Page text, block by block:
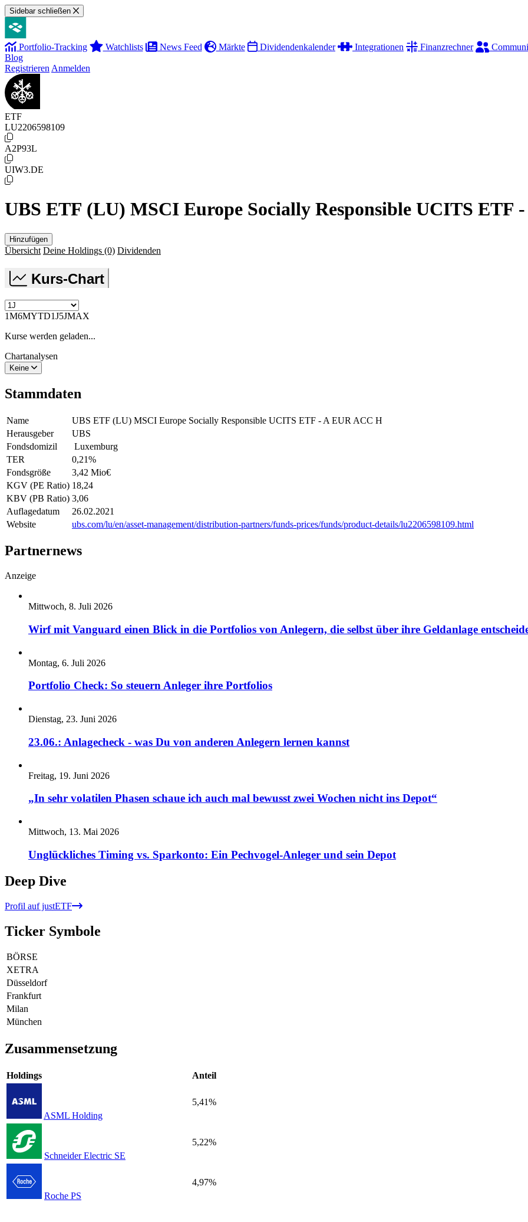
Sidebar schließen
Portfolio-Tracking Watchlists News Feed Märkte Dividendenkalender Integrationen Finanzrechner
Blog
Registrieren Anmelden
ETF
LU2206598109
A2P93L
UIW3.DE
UBS ETF (LU) MSCI Europe Socially Responsible UCITS ETF
Hinzufügen
Übersicht Deine Holdings (0) Dividenden
Kurs-Chart
1M6MYTD1J5JMAX
Kurse werden geladen...
Chartanalysen
Keine
Stammdaten
Name
UBS ETF (LU) MSCI Europe Socially Responsible UCITS ETF - A EUR ACC H
Herausgeber
UBS
Fondsdomizil
Luxemburg
TER
0,21%
Fondsgröße
3,42 Mio€
KGV (PE Ratio) 18,24
KBV (PB Ratio) 3,06
Auflagedatum
26.02.2021
Website
ubs.com/lu/en/asset-management/distribution-partners/funds-prices/funds/product-details/lu2206598109.html
Partnernews
Anzeige
Mittwoch, 8. Juli 2026
Wirf mit Vanguard einen Blick in die Portfolios von Anlegern, die selbst über ihre Geldanlage
Montag, 6. Juli 2026
Portfolio Check: So steuern Anleger ihre Portfolios
Dienstag, 23. Juni 2026
23.06.: Anlagecheck - was Du von anderen Anlegern lernen kannst
Freitag, 19. Juni 2026
„In sehr volatilen Phasen schaue ich auch mal bewusst zwei Wochen nicht ins Depot“
Mittwoch, 13. Mai 2026
Unglückliches Timing vs. Sparkonto: Ein Pechvogel-Anleger und sein Depot
Deep Dive
Profil auf justETF
Ticker Symbole
BÖRSE
XETRA
Düsseldorf
Frankfurt
Milan
München
Zusammensetzung
Holdings Anteil
ASML Holding
5,41%
Schneider Electric SE
5,22%
Roche PS
4,97%